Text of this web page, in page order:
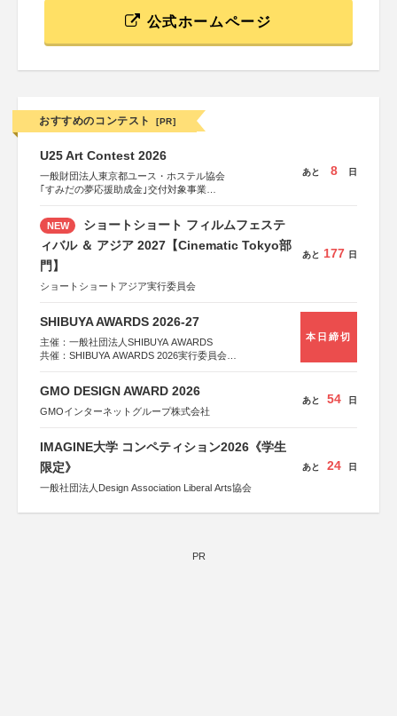
公式ホームページ
おすすめのコンテスト [PR]
U25 Art Contest 2026
一般財団法人東京都ユース・ホステル協会
｢すみだの夢応援助成金｣交付対象事業
あと 8 日
NEW
ショートショート フィルムフェステ
ィバル ＆ アジア 2027【Cinematic Tokyo部
門】
ショートショートアジア実行委員会
あと 177 日
SHIBUYA AWARDS 2026-27
主催：一般社団法人SHIBUYA AWARDS
共催：SHIBUYA AWARDS 2026実行委員会
本日締切
GMO DESIGN AWARD 2026
GMOインターネットグループ株式会社
あと 54 日
IMAGINE大学 コンペティション2026《学生
限定》
一般社団法人Design Association Liberal Arts協会
あと 24 日
PR